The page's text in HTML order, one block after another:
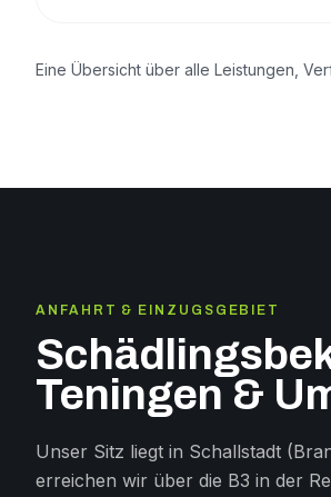
Eine Übersicht über alle Leistungen,
ANFAHRT & EINZUGSGEBIET
Teningen &
Unser Sitz liegt in Schallstadt
erreichen wir über die B3 in der